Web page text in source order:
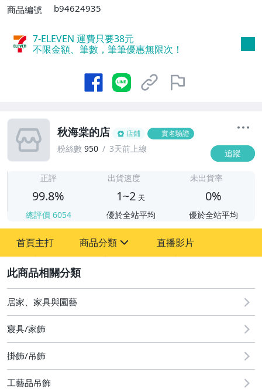
商品編號
b94624935
7-ELEVEN 運費只要38元
不限金額、筆數，筆筆優惠無限次！
秋海棠的店 店鋪 實名驗證
粉絲數 950 3天前上線 追蹤
正評
99.8%
總評價 6054
出貨速度
1~2 天
優於全站平均
未出貨率
0%
優於全站平均
首頁主打 商品分類
其它
直播影片
居家、家具與園藝
寢具/家飾
掛飾/吊飾
工藝品吊飾